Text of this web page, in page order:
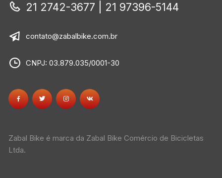
21 2742-3677 | 21 97396-5144
contato@zabalbike.com.br
CNPJ: 03.879.035/0001-30
Zabal Bike é marca da Zabal Bike Comércio de Bicicletas
Ltda.